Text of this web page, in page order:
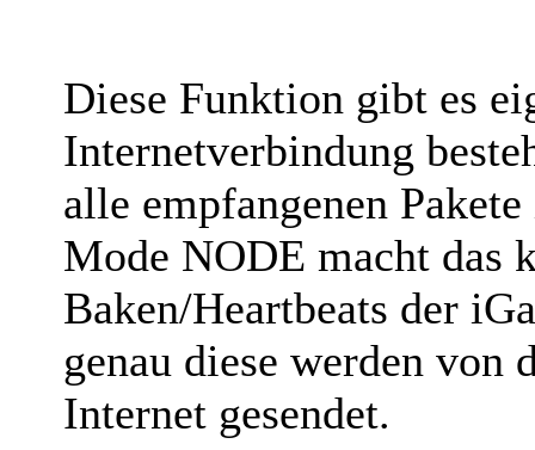
Diese Funktion gibt es
Internetverbindung
alle empfangenen
Mode NODE macht das
Baken/Heartbeats der
genau diese werden von
Internet gesendet.